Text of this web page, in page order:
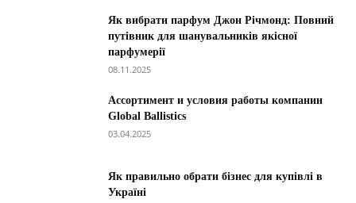
Як вибрати парфум Джон Річмонд: Повний
путівник для шанувальників якісної
парфумерії
08.11.2025
Ассортимент и условия работы компании
Global Ballistics
03.04.2025
Як правильно обрати бізнес для купівлі в
Україні